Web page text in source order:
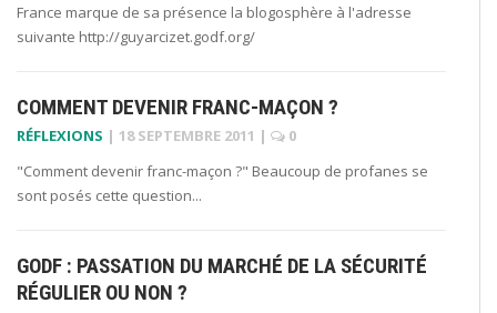
France marque de sa présence la blogosphère à l'adresse
suivante http://guyarcizet.godf.org/
COMMENT DEVENIR FRANC-MAÇON ?
RÉFLEXIONS | 18 SEPTEMBRE 2011 |
0
"Comment devenir franc-maçon ?" Beaucoup de profanes se
sont posés cette question...
GODF : PASSATION DU MARCHÉ DE LA SÉCURITÉ
RÉGULIER OU NON ?